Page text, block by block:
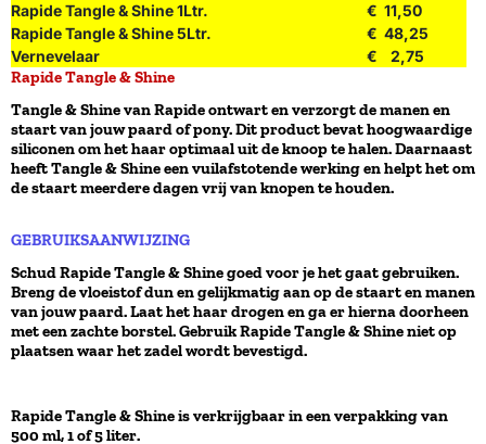
Rapide Tangle & Shine 1Ltr.
€ 11,50
Rapide Tangle & Shine 5Ltr.
€ 48,25
Vernevelaar
€ 2,75
Rapide Tangle & Shine
Tangle & Shine van Rapide ontwart en verzorgt de manen en
staart van jouw paard of pony. Dit product bevat hoogwaardige
siliconen om het haar optimaal uit de knoop te halen. Daarnaast
heeft Tangle & Shine een vuilafstotende werking en helpt het om
de staart meerdere dagen vrij van knopen te houden.
GEBRUIKSAANWIJZING
Schud Rapide Tangle & Shine goed voor je het gaat gebruiken.
Breng de vloeistof dun en gelijkmatig aan op de staart en manen
van jouw paard. Laat het haar drogen en ga er hierna doorheen
met een zachte borstel. Gebruik Rapide Tangle & Shine niet op
plaatsen waar het zadel wordt bevestigd.
Rapide Tangle & Shine is verkrijgbaar in een verpakking van
500 ml, 1 of 5 liter.